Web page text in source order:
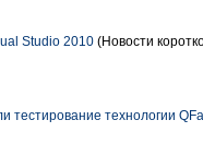
Studio 2010 (Новости
тестирование технологии